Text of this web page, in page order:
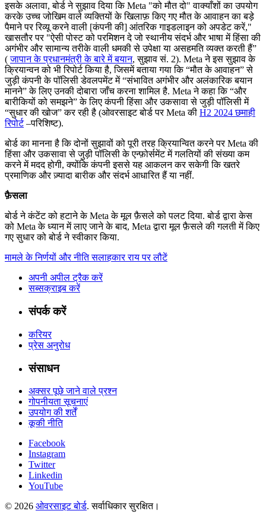
इसके अलावा, बोर्ड ने सुझाव दिया कि Meta "को मौत दो" वाक्याँशों का उपयोग
करके उच्च जोखिम वाले व्यक्तियों के खिलाफ़ किए गए मौत के आवाहन का बड़े
पैमाने पर रिव्यू करने वाली [कंपनी की] आंतरिक गाइडलाइन को अपडेट करें,"
खासतौर पर "ऐसी पोस्ट को परमिशन दे जो स्थानीय संदर्भ और भाषा में हिंसा की
अगंभीर और सामान्य तरीके वाली धमकी से उपेक्षा या असहमति व्यक्त करती हैं”
(जापान के प्रधानमंत्री के बारे में बयान, सुझाव सं. 2). Meta ने इस सुझाव के
क्रियान्वन को भी रिपोर्ट किया है, जिसमें बताया गया कि “मौत के आवाहन” से
जुड़ी कंपनी के पॉलिसी डेवलपमेंट में “संभावित अगंभीर और अलंकारिक बयान
मानने” के लिए उनकी दोबारा जाँच करना शामिल है. Meta ने कहा कि “और
बारीकियों को समझने” के लिए कंपनी हिंसा और उकसावा से जुड़ी पॉलिसी में
“सुधार की खोज” कर रही है (ओवरसाइट बोर्ड पर Meta की H2 2024 छमाही
रिपोर्ट–परिशिष्ट).
बोर्ड का मानना है कि दोनों सुझावों को पूरी तरह क्रियान्वित करने पर Meta की
हिंसा और उकसावा से जुड़ी पॉलिसी के एन्फ़ोर्समेंट में गलतियों की संख्या कम
करने में मदद होगी, क्योंकि कंपनी इससे यह आकलन कर सकेगी कि खतरे
प्रमाणिक और ज़्यादा बारीक और संदर्भ आधारित हैं या नहीं.
फ़ैसला
बोर्ड ने कंटेंट को हटाने के Meta के मूल फ़ैसले को पलट दिया. बोर्ड द्वारा केस
को Meta के ध्यान में लाए जाने के बाद, Meta द्वारा मूल फ़ैसले की गलती में किए
गए सुधार को बोर्ड ने स्वीकार किया.
मामले के निर्णयों और नीति सलाहकार राय पर लौटें
अपनी अपील ट्रैक करें
सब्सक्राइब करें
संपर्क करें
करियर
प्रेस अनुरोध
संसाधन
अक्सर पूछे जाने वाले प्रश्न
गोपनीयता सूचनाएं
उपयोग की शर्तें
कूकी नीति
Facebook
Instagram
Twitter
Linkedin
YouTube
© 2026 ओवरसाइट बोर्ड. सर्वाधिकार सुरक्षित।